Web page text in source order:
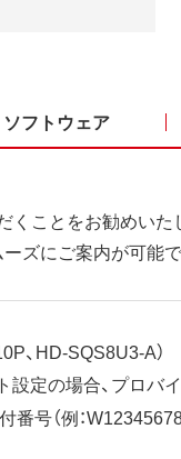
ソフトウェア
くことをお勧めいた
ズにご案内が可能で
、HD-SQS8U3-A）
定の場合、プロ
号（例：